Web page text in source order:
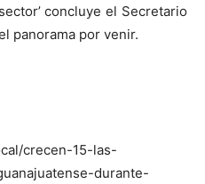
concluye el Secretario
panorama por venir.
crecen-15-las-
durante-